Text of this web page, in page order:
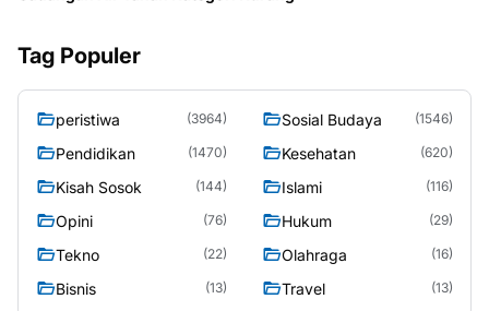
Tag Populer
peristiwa (3964) Sosial Budaya (1546)
Pendidikan (1470) Kesehatan (620)
Kisah Sosok (144) Islami (116)
Opini (76) Hukum (29)
Tekno (22) Olahraga (16)
Bisnis (13) Travel (13)